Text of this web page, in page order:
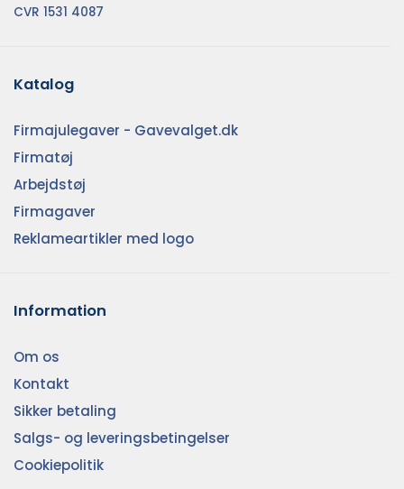
CVR 1531 4087
Katalog
Firmajulegaver - Gavevalget.dk
Firmatøj
Arbejdstøj
Firmagaver
Reklameartikler med logo
Information
Om os
Kontakt
Sikker betaling
Salgs- og leveringsbetingelser
Cookiepolitik